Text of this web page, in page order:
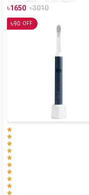
৳1650 ৳3010
৳90 OFF